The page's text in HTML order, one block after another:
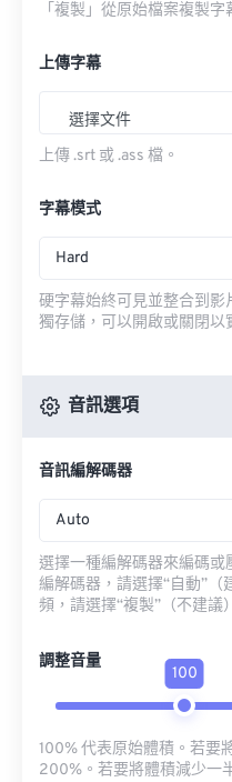
「複製」從原始檔案複製字
上傳字幕
選擇文件
上傳 .srt 或 .ass 檔。
字幕模式
Hard
硬字幕始終可見並整合到
獨存儲，可以開啟或關閉以
音訊選項
音訊編解碼器
Auto
選擇一種編解碼器來編碼
編解碼器，請選擇“自動”
頻，請選擇“複製”（不建議
調整音量
100
100% 代表原始體積。若要
200%。若要將體積減少一